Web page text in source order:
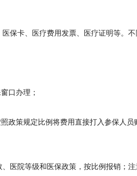
保卡、医疗费用发票、医疗证明等。
口办理；
策规定比例将费用直接打入参保人员
医院等级和医保政策，按比例报销；注